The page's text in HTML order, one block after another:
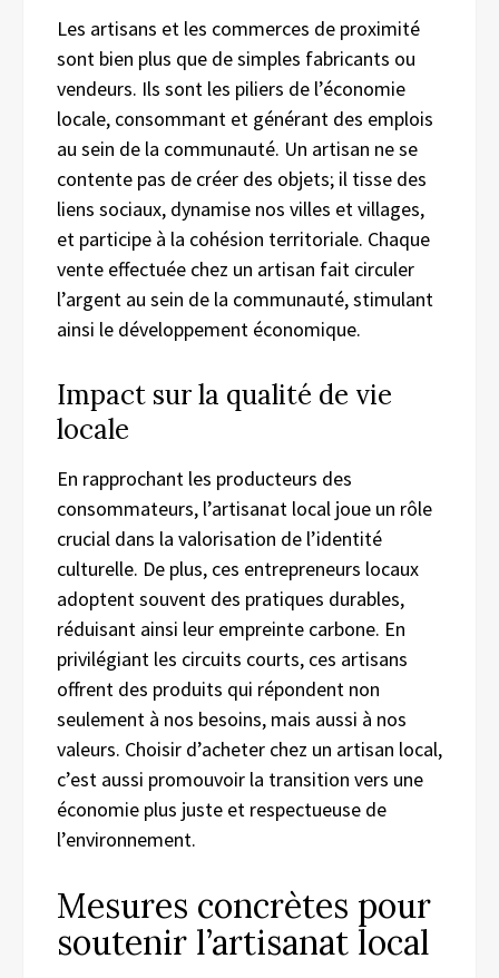
Les artisans et les commerces de proximité
sont bien plus que de simples fabricants ou
vendeurs. Ils sont les piliers de l’économie
locale, consommant et générant des emplois
au sein de la communauté. Un artisan ne se
contente pas de créer des objets; il tisse des
liens sociaux, dynamise nos villes et villages,
et participe à la cohésion territoriale. Chaque
vente effectuée chez un artisan fait circuler
l’argent au sein de la communauté, stimulant
ainsi le développement économique.
Impact sur la qualité de vie
locale
En rapprochant les producteurs des
consommateurs, l’artisanat local joue un rôle
crucial dans la valorisation de l’identité
culturelle. De plus, ces entrepreneurs locaux
adoptent souvent des pratiques durables,
réduisant ainsi leur empreinte carbone. En
privilégiant les circuits courts, ces artisans
offrent des produits qui répondent non
seulement à nos besoins, mais aussi à nos
valeurs. Choisir d’acheter chez un artisan local,
c’est aussi promouvoir la transition vers une
économie plus juste et respectueuse de
l’environnement.
Mesures concrètes pour
soutenir l’artisanat local